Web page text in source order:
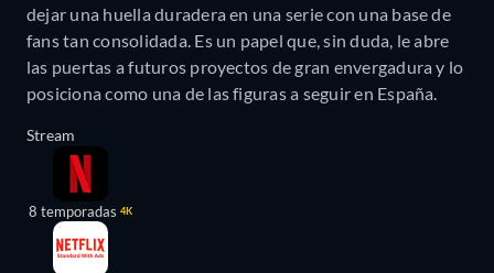
dejar una huella duradera en una serie con una base de
fans tan consolidada. Es un papel que, sin duda, le abre
las puertas a futuros proyectos de gran envergadura y lo
posiciona como una de las figuras a seguir en España.
Stream
8 temporadas 4K